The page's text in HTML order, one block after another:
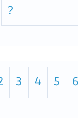
?
3 4 5